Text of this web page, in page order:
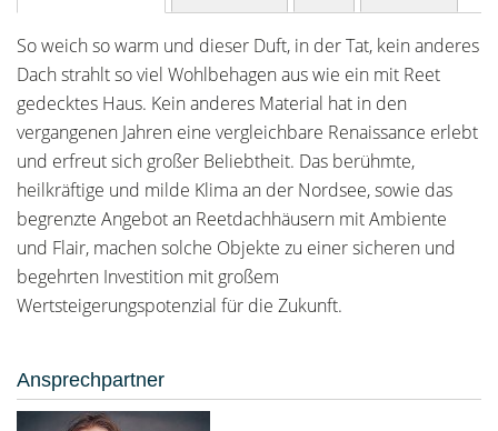
So weich so warm und dieser Duft, in der Tat, kein anderes
Dach strahlt so viel Wohlbehagen aus wie ein mit Reet
gedecktes Haus. Kein anderes Material hat in den
vergangenen Jahren eine vergleichbare Renaissance erlebt
und erfreut sich großer Beliebtheit. Das berühmte,
heilkräftige und milde Klima an der Nordsee, sowie das
begrenzte Angebot an Reetdachhäusern mit Ambiente
und Flair, machen solche Objekte zu einer sicheren und
begehrten Investition mit großem
Wertsteigerungspotenzial für die Zukunft.
Ansprechpartner